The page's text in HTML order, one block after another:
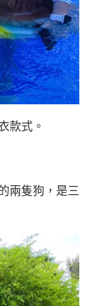
款式。
兩隻狗，是三